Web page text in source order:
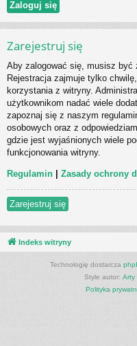
Zarejestruj się
Aby zalogować się, musisz być
Rejestracja zajmuje tylko
korzystania z witryny.
użytkownikom nadać wiele
zapoznaj się z naszym
osobowych oraz z
gdzie jest wyjaśnionych wiele
funkcjonowania witryny.
Regulamin | Zasady ochrony
Zarejestruj się
Indeks witryny
Technologię dostarcza
Style autor: Arty
Polityka